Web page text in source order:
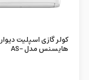
هایسنس مدل AS-